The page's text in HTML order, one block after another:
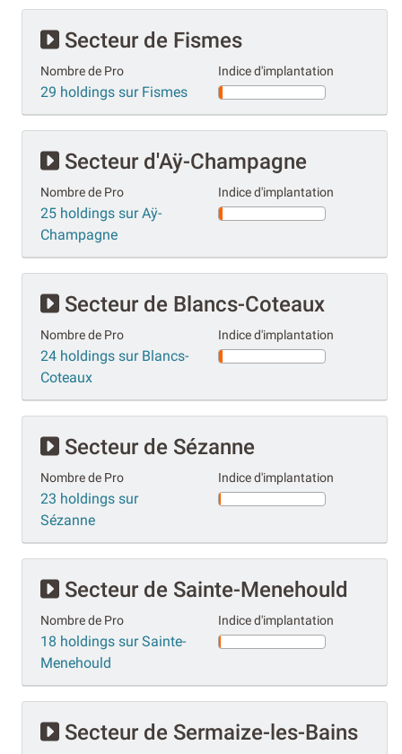
Secteur de Fismes
Nombre de Pro
29 holdings sur Fismes
Indice d'implantation
Secteur d'Aÿ-Champagne
Nombre de Pro
25 holdings sur Aÿ-
Champagne
Indice d'implantation
Secteur de Blancs-Coteaux
Nombre de Pro
24 holdings sur Blancs-
Coteaux
Indice d'implantation
Secteur de Sézanne
Nombre de Pro
23 holdings sur
Sézanne
Indice d'implantation
Secteur de Sainte-Menehould
Nombre de Pro
18 holdings sur Sainte-
Menehould
Indice d'implantation
Secteur de Sermaize-les-Bains